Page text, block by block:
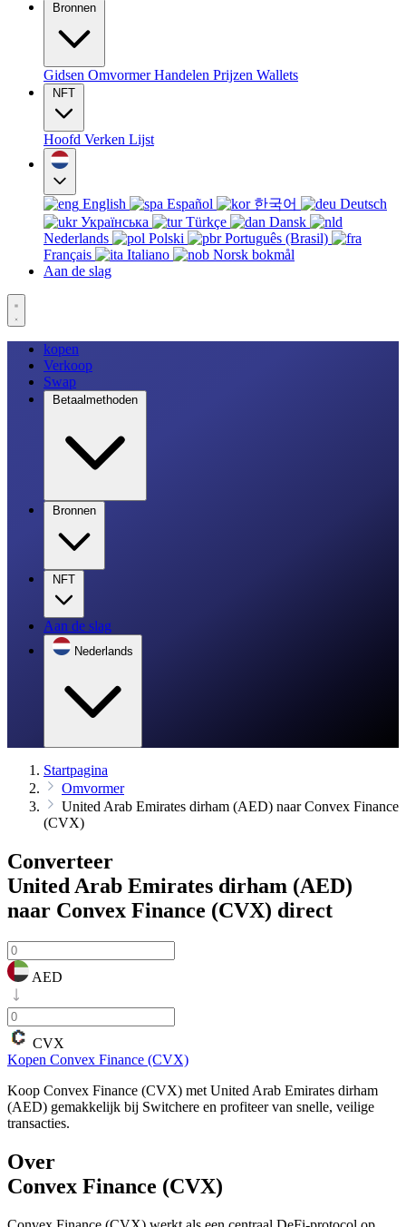
Bronnen
Gidsen OmvormerHandelen Prijzen Wallets
NFT
Hoofd Verken Lijst
English Español 한국어
Deutsch
Українська
Türkçe
Dansk
Nederlands
Polski
Português (Brasil)
Français
Italiano
Norsk bokmål
Aan de slag
kopen
Verkoop
Swap
Betaalmethoden
Bronnen
NFT
Aan de slag
Nederlands
Startpagina
Omvormer
United Arab Emirates dirham (AED) naar Convex Finance
(CVX)
Converteer
United Arab Emirates dirham (AED)
naar Convex Finance (CVX) direct
AED
CVX
Kopen Convex Finance (CVX)
Koop Convex Finance (CVX) met United Arab Emirates dirham
(AED) gemakkelijk bij Switchere en profiteer van snelle, veilige
transacties.
Over
Convex Finance (CVX)